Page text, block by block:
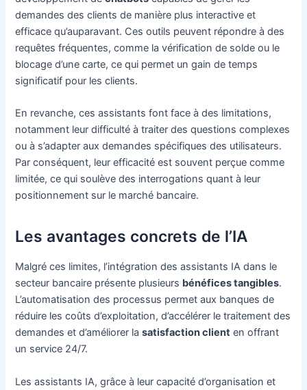
demandes des clients de manière plus interactive et
efficace qu’auparavant. Ces outils peuvent répondre à des
requêtes fréquentes, comme la vérification de solde ou le
blocage d’une carte, ce qui permet un gain de temps
significatif pour les clients.
En revanche, ces assistants font face à des limitations,
notamment leur difficulté à traiter des questions complexes
ou à s’adapter aux demandes spécifiques des utilisateurs.
Par conséquent, leur efficacité est souvent perçue comme
limitée, ce qui soulève des interrogations quant à leur
positionnement sur le marché bancaire.
Les avantages concrets de l’IA
Malgré ces limites, l’intégration des assistants IA dans le
secteur bancaire présente plusieurs bénéfices tangibles.
L’automatisation des processus permet aux banques de
réduire les coûts d’exploitation, d’accélérer le traitement des
demandes et d’améliorer lasatisfaction client en offrant
un service 24/7.
Les assistants IA, grâce à leur capacité d’organisation et